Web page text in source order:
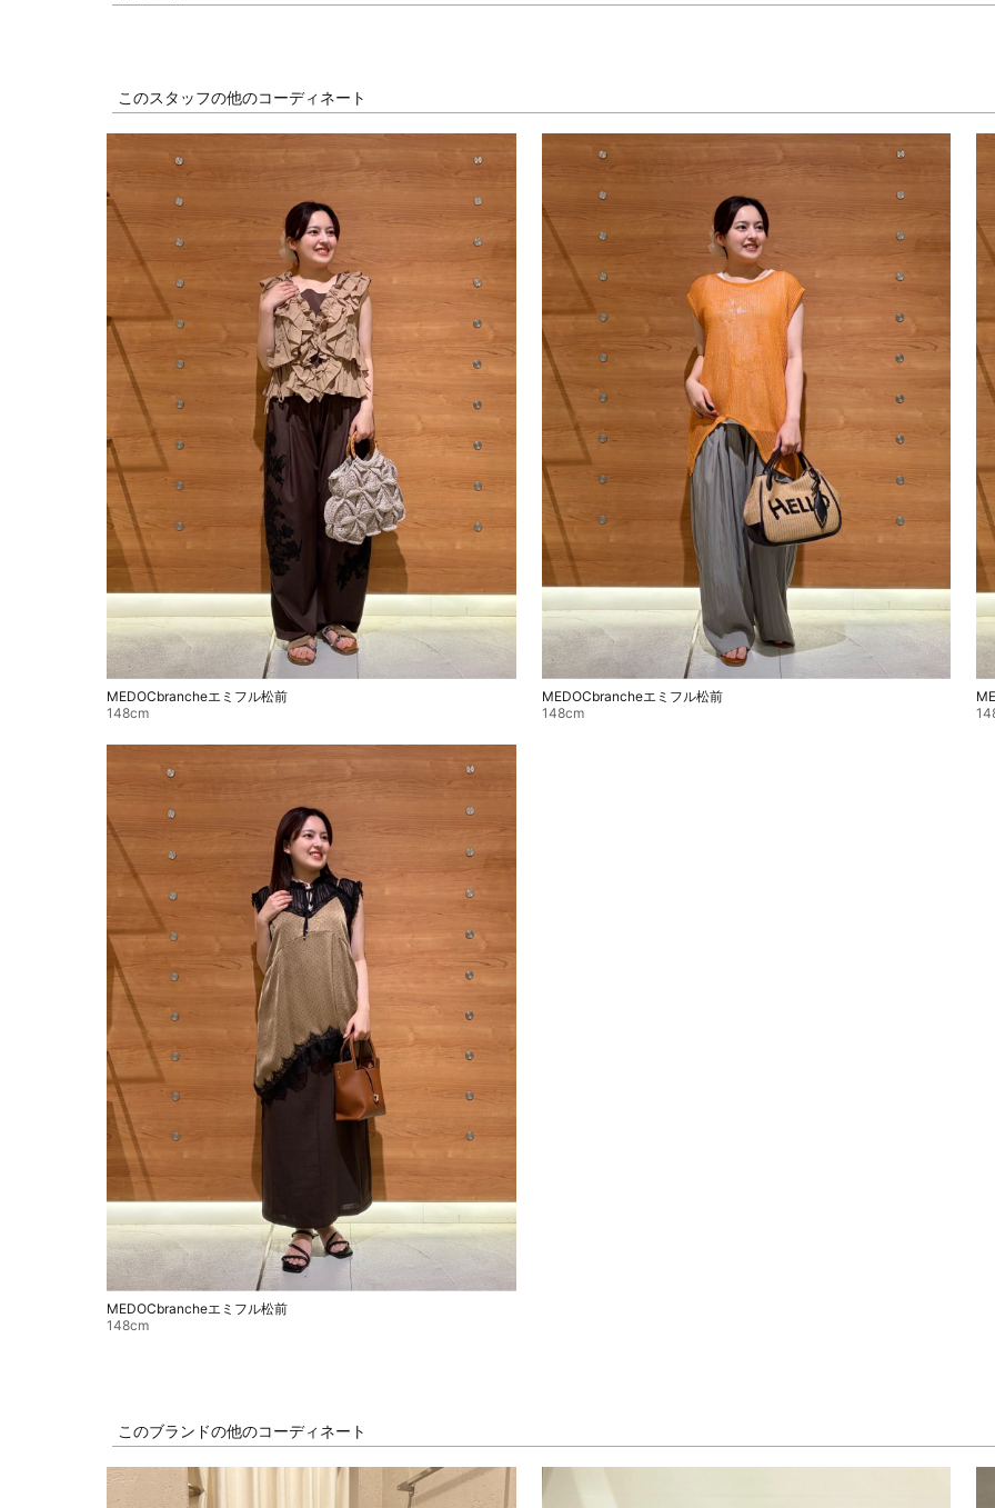
このスタッフの他のコーディネート
MEDOCbrancheエミフル松前
148cm
MEDOCbrancheエミフル松前
148cm
MEDOCbrancheエミフル松前
148cm
このブランドの他のコーディネート